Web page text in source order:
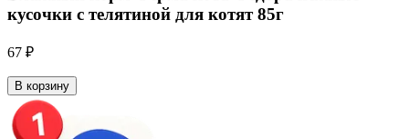
кусочки с телятиной для котят 85г
67 ₽
В корзину